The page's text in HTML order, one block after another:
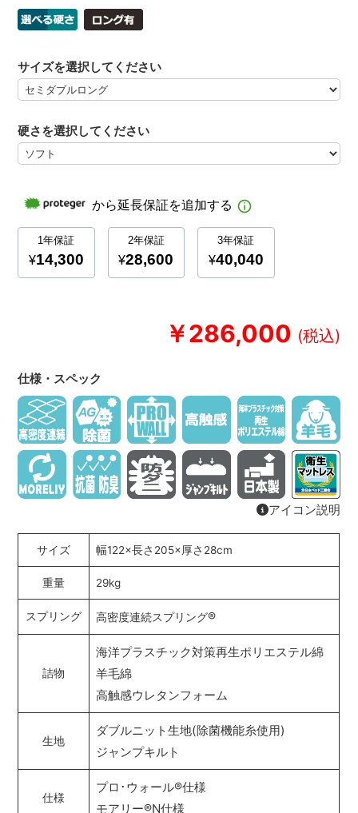
￥286,000
サイズを選択してください
硬さを選択してください
仕様・スペック
アイコン説明
サイズ 幅122×長さ205×厚さ28cm
重量 29kg
スプリング 高密度連続スプリング®
詰物
海洋プラスチック対策再生ポリエステル綿
羊毛綿
高触感ウレタンフォーム
生地
ダブルニット生地(除菌機能糸使用)
ジャンプキルト
仕様
プロ･ウォール®仕様
モアリー®N仕様